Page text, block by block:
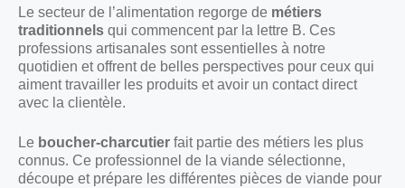
Le secteur de l’alimentation regorge de métiers
traditionnels qui commencent par la lettre B. Ces
professions artisanales sont essentielles à notre
quotidien et offrent de belles perspectives pour ceux qui
aiment travailler les produits et avoir un contact direct
avec la clientèle.
Le boucher-charcutier fait partie des métiers les plus
connus. Ce professionnel de la viande sélectionne,
découpe et prépare les différentes pièces de viande pour